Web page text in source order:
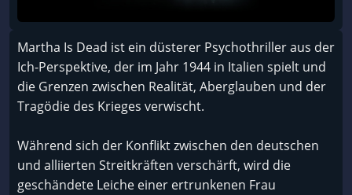
Martha Is Dead ist ein düsterer Psychothriller aus der
Ich-Perspektive, der im Jahr 1944 in Italien spielt und
die Grenzen zwischen Realität, Aberglauben und der
Tragödie des Krieges verwischt.
Während sich der Konflikt zwischen den deutschen
und alliierten Streitkräften verschärft, wird die
geschändete Leiche einer ertrunkenen Frau